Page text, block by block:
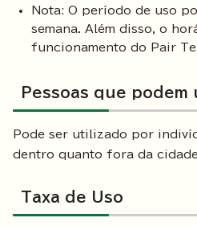
Nota: O período de uso
semana. Além disso, o
funcionamento do Pair
Pessoas que
Pode ser utilizado por
dentro quanto fora da
Taxa de Uso